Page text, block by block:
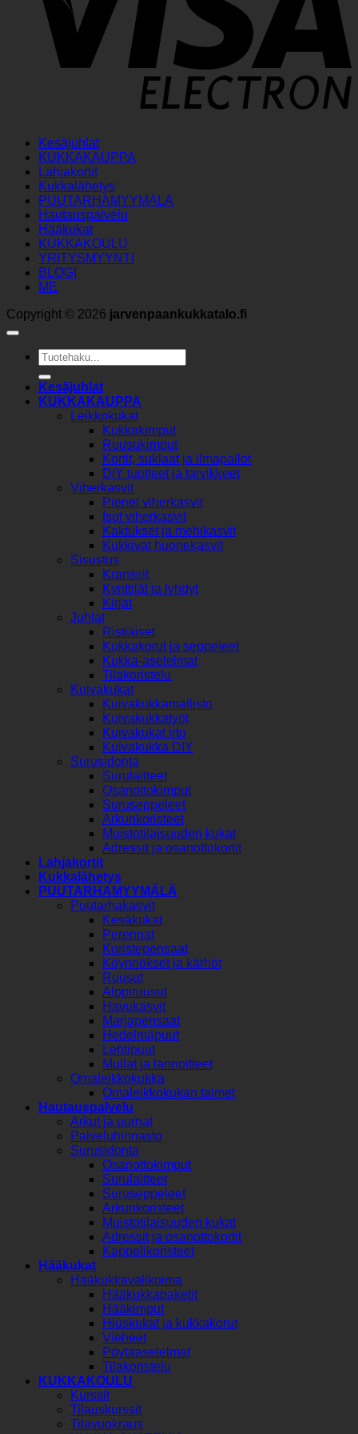
Kesäjuhlat
KUKKAKAUPPA
Lahjakortit
Kukkalähetys
PUUTARHAMYYMÄLÄ
Hautauspalvelu
Hääkukat
KUKKAKOULU
YRITYSMYYNTI
BLOGI
ME
Copyright © 2026 jarvenpaankukkatalo.fi
Etsi:
Kesäjuhlat
KUKKAKAUPPA
Leikkokukat
Kukkakimput
Ruusukimput
Kortit, suklaat ja ilmapallot
DIY tuotteet ja tarvikkeet
Viherkasvit
Pienet viherkasvit
Isot viherkasvit
Kaktukset ja mehikasvit
Kukkivat huonekasvit
Sisustus
Kranssit
Kynttilät ja lyhdyt
Kirjat
Juhlat
Ristiäiset
Kukkakorut ja seppeleet
Kukka-asetelmat
Tilakoristelu
Kuivakukat
Kuivakukkamallisto
Kuivakukkatyöt
Kuivakukat irto
Kuivakukka DIY
Surusidonta
Surulaitteet
Osanottokimput
Suruseppeleet
Arkunkoristeet
Muistotilaisuuden kukat
Adressit ja osanottokortit
Lahjakortit
Kukkalähetys
PUUTARHAMYYMÄLÄ
Puutarhakasvit
Kesäkukat
Perennat
Koristepensaat
Köynnökset ja kärhöt
Ruusut
Alppiruusut
Havukasvit
Marjapensaat
Hedelmäpuut
Lehtipuut
Mullat ja lannoitteet
Omaleikkokukka
Omaleikkokukan taimet
Hautauspalvelu
Arkut ja uurnat
Palveluhinnasto
Surusidonta
Osanottokimput
Surulaitteet
Suruseppeleet
Arkunkoristeet
Muistotilaisuuden kukat
Adressit ja osanottokortit
Kappelikoristeet
Hääkukat
Hääkukkavalikoima
Hääkukkapaketit
Hääkimput
Hiuskukat ja kukkakorut
Vieheet
Pöytäasetelmat
Tilakoristelu
KUKKAKOULU
Kurssit
Tilauskurssit
Tilavuokraus